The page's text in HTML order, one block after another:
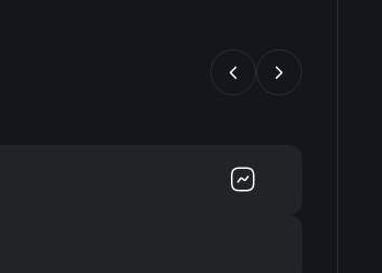
2016
mar
31